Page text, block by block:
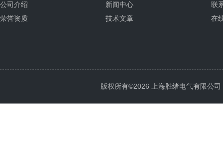
公司介绍
荣誉资质
新闻中心
技术文章
联
在
版权所有©2026 上海胜绪电气有限公